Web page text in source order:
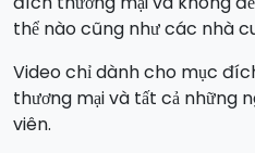
thể nào cũng như các nhà
Video chỉ dành cho mục
thương mại và tất cả những
viên.